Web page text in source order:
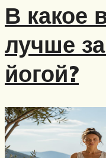
В какое
лучше
йогой?